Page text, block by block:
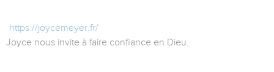
https://joycemeyer.fr/
Joyce nous invite à faire confiance en Dieu.